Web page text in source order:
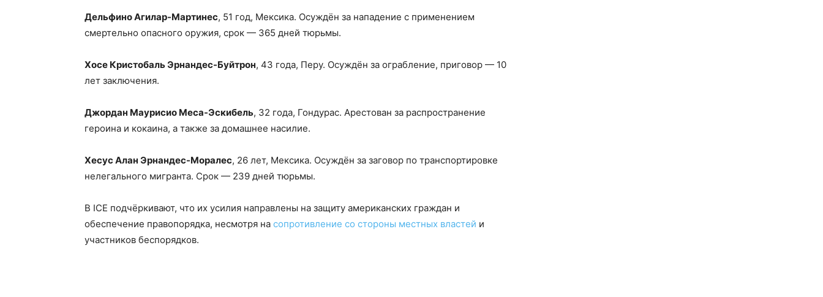
Дельфино Агилар-Мартинес, 51 год, Мексика. Осуждён за нападение с применением
смертельно опасного оружия, срок — 365 дней тюрьмы.
Хосе Кристобаль Эрнандес-Буйтрон, 43 года, Перу. Осуждён за ограбление, приговор — 10
лет заключения.
Джордан Маурисио Меса-Эскибель, 32 года, Гондурас. Арестован за распространение
героина и кокаина, а также за домашнее насилие.
Хесус Алан Эрнандес-Моралес, 26 лет, Мексика. Осуждён за заговор по транспортировке
нелегального мигранта. Срок — 239 дней тюрьмы.
В ICE подчёркивают, что их усилия направлены на защиту американских граждан и
обеспечение правопорядка, несмотря на сопротивление со стороны местных властей и
участников беспорядков.